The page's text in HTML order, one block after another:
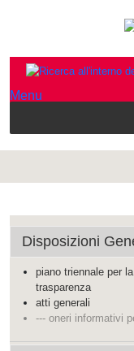
Menu
Disposizioni
piano triennale per
trasparenza
atti generali
--- oneri informativi